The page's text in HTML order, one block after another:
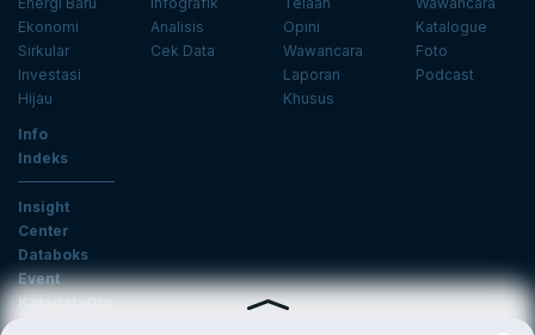
Ekonomi
Sirkular
Investasi
Hijau
Analisis
Cek Data
Opini
Wawancara
Laporan
Khusus
Katalogue
Foto
Podcast
Info
Indeks
Insight
Center
Databoks
Event
KatadataOto